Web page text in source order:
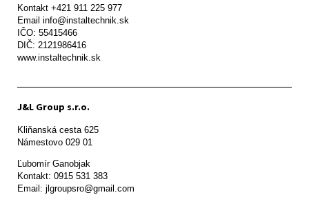
Kontakt +421 911 225 977
Email info@instaltechnik.sk
IČO: 55415466
DIČ: 2121986416
www.instaltechnik.sk
J&L Group s.r.o.
Kliňanská cesta 625
Námestovo 029 01
Ľubomír Ganobjak
Kontakt: 0915 531 383
Email: jlgroupsro@gmail.com